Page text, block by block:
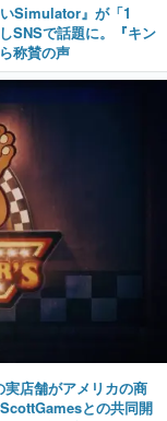
Simulator』が「1
SNSで話題に。『キン
称賛の声
実店舗がアメリカの商
との共同開